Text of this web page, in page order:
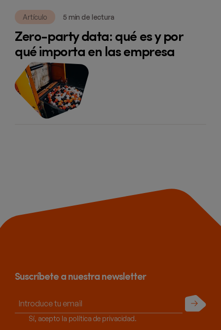
Artículo 5 min de lectura
Zero-party data: qué es y por
qué importa en las empresa
Suscríbete a nuestra newsletter
Sí, acepto la política de privacidad.
Enviar